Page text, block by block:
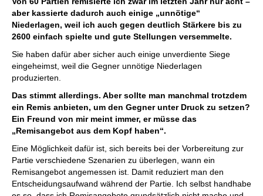
aber kassierte dadurch auch einige „unnötige“
Niederlagen, weil ich auch gegen deutlich Stärkere bis zu
2600 einfach spielte und gute Stellungen versemmelte.
Sie haben dafür aber sicher auch einige unverdiente Siege
eingeheimst, weil die Gegner unnötige Niederlagen
produzierten.
Das stimmt allerdings. Aber sollte man manchmal trotzdem
ein Remis anbieten, um den Gegner unter Druck zu setzen?
Ein Freund von mir meint immer, er müsse das
„Remisangebot aus dem Kopf haben“.
Eine Möglichkeit dafür ist, sich bereits bei der Vorbereitung zur
Partie verschiedene Szenarien zu überlegen, wann ein
Remisangebot angemessen ist. Damit reduziert man den
Entscheidungsaufwand während der Partie. Ich selbst handhabe